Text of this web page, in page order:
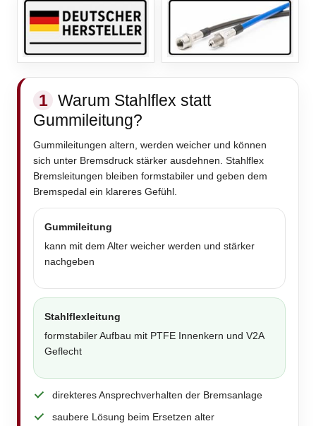
1 Warum Stahlflex statt
Gummileitung?
Gummileitungen altern, werden weicher und können
sich unter Bremsdruck stärker ausdehnen. Stahlflex
Bremsleitungen bleiben formstabiler und geben dem
Bremspedal ein klareres Gefühl.
Gummileitung
kann mit dem Alter weicher werden und stärker
nachgeben
Stahlflexleitung
formstabiler Aufbau mit PTFE Innenkern und V2A
Geflecht
direkteres Ansprechverhalten der Bremsanlage
saubere Lösung beim Ersetzen alter